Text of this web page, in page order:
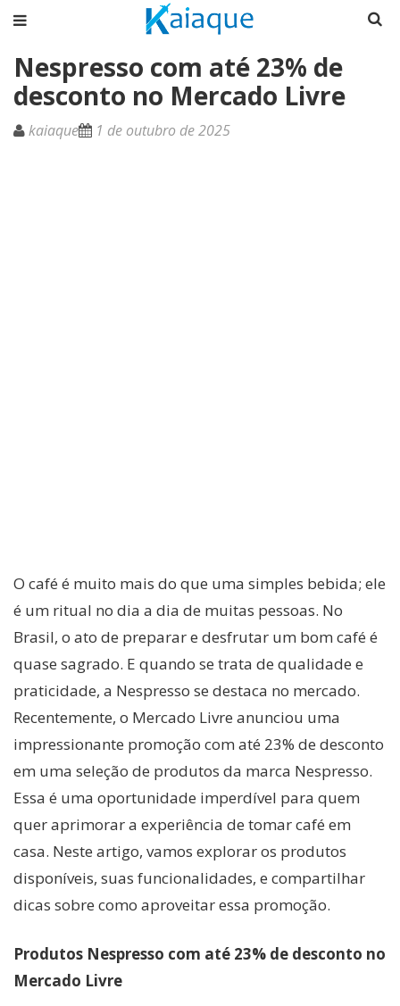
Nespresso com até 23% de
desconto no Mercado Livre
kaiaque 1 de outubro de 2025
O café é muito mais do que uma simples bebida; ele
é um ritual no dia a dia de muitas pessoas. No
Brasil, o ato de preparar e desfrutar um bom café é
quase sagrado. E quando se trata de qualidade e
praticidade, a Nespresso se destaca no mercado.
Recentemente, o Mercado Livre anunciou uma
impressionante promoção com até 23% de desconto
em uma seleção de produtos da marca Nespresso.
Essa é uma oportunidade imperdível para quem
quer aprimorar a experiência de tomar café em
casa. Neste artigo, vamos explorar os produtos
disponíveis, suas funcionalidades, e compartilhar
dicas sobre como aproveitar essa promoção.
Produtos Nespresso com até 23% de desconto no
Mercado Livre